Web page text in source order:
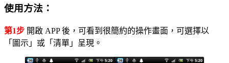
使用方法：
第1步 開啟 APP 後，可看到很簡約的操作畫面，可選擇以
「圖示」或「清單」呈現。